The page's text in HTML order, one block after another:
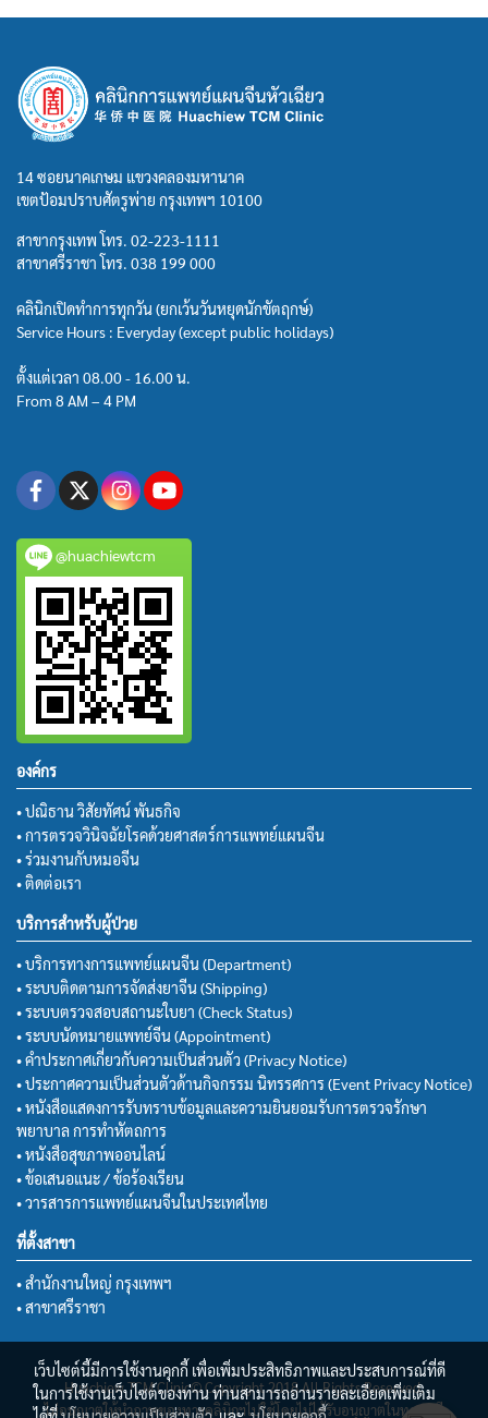
14 ซอยนาคเกษม แขวงคลองมหานาค
เขตป้อมปราบศัตรูพ่าย กรุงเทพฯ 10100
สาขากรุงเทพ โทร. 02-223-1111
สาขาศรีราชา โทร. 038 199 000
คลินิกเปิดทำการทุกวัน (ยกเว้นวันหยุดนักขัตฤกษ์)
Service Hours : Everyday (except public holidays)
ตั้งแต่เวลา 08.00 - 16.00 น.
From 8 AM – 4 PM
@huachiewtcm
องค์กร
• ปณิธาน วิสัยทัศน์ พันธกิจ
• การตรวจวินิจฉัยโรคด้วยศาสตร์การแพทย์แผนจีน
• ร่วมงานกับหมอจีน
• ติดต่อเรา
บริการสำหรับผู้ป่วย
• บริการทางการแพทย์แผนจีน (Department)
• ระบบติดตามการจัดส่งยาจีน (Shipping)
• ระบบตรวจสอบสถานะใบยา (Check Status)
• ระบบนัดหมายแพทย์จีน (Appointment)
• คำประกาศเกี่ยวกับความเป็นส่วนตัว (Privacy Notice)
• ประกาศความเป็นส่วนตัวด้านกิจกรรม นิทรรศการ (Event Privacy Notice)
• หนังสือแสดงการรับทราบข้อมูลและความยินยอมรับการตรวจรักษา
พยาบาล การทำหัตถการ
• หนังสือสุขภาพออนไลน์
• ข้อเสนอแนะ / ข้อร้องเรียน
• วารสารการแพทย์แผนจีนในประเทศไทย
ที่ตั้งสาขา
• สำนักงานใหญ่ กรุงเทพฯ
• สาขาศรีราชา
Huachiew TCM Clinic© Copyright 2018 All Rights Reserved.
ไม่อนุญาตให้นำภาพของทางคลินิกฯไปใช้โดยไม่ได้รับอนุญาตในทุกกรณี
เว็บไซต์นี้มีการใช้งานคุกกี้ เพื่อเพิ่มประสิทธิภาพและประสบการณ์ที่ดี
ในการใช้งานเว็บไซต์ของท่าน ท่านสามารถอ่านรายละเอียดเพิ่มเติม